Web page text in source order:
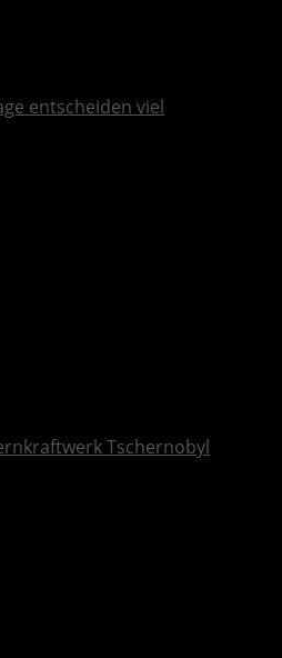
entscheiden viel
Tschernobyl